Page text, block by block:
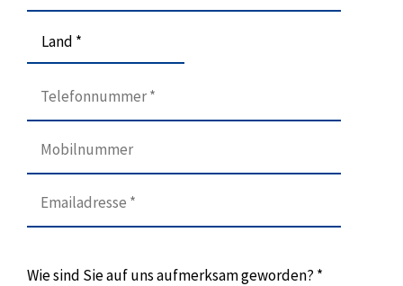
Land *
Wie sind Sie auf uns aufmerksam geworden? *